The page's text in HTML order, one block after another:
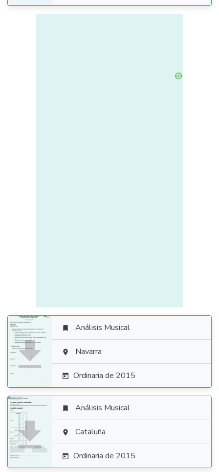

 Análisis Musical
 Navarra
 Ordinaria de 2015

 Análisis Musical
 Cataluña
 Ordinaria de 2015